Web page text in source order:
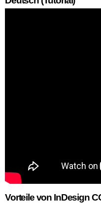
Vorteile von InDesign